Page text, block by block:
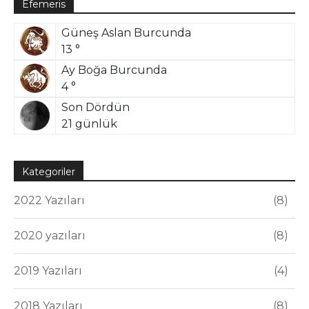
Efemeris
Güneş Aslan Burcunda
13 °
Ay Boğa Burcunda
4 °
Son Dördün
21 günlük
Kategoriler
2022 Yazıları 8
2020 yazıları 8
2019 Yazıları 4
2018 Yazıları 8